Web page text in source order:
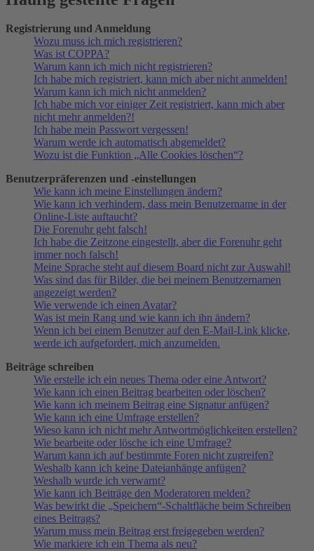
Registrierung und Anmeldung
Wozu muss ich mich registrieren?
Was ist COPPA?
Warum kann ich mich nicht registrieren?
Ich habe mich registriert, kann mich aber nicht anmelden!
Warum kann ich mich nicht anmelden?
Ich habe mich vor einiger Zeit registriert, kann mich aber
nicht mehr anmelden?!
Ich habe mein Passwort vergessen!
Warum werde ich automatisch abgemeldet?
Wozu ist die Funktion „Alle Cookies löschen“?
Benutzerpräferenzen und -einstellungen
Wie kann ich meine Einstellungen ändern?
Wie kann ich verhindern, dass mein Benutzername in der
Online-Liste auftaucht?
Die Forenuhr geht falsch!
Ich habe die Zeitzone eingestellt, aber die Forenuhr geht
immer noch falsch!
Meine Sprache steht auf diesem Board nicht zur Auswahl!
Was sind das für Bilder, die bei meinem Benutzernamen
angezeigt werden?
Wie verwende ich einen Avatar?
Was ist mein Rang und wie kann ich ihn ändern?
Wenn ich bei einem Benutzer auf den E-Mail-Link klicke,
werde ich aufgefordert, mich anzumelden.
Beiträge schreiben
Wie erstelle ich ein neues Thema oder eine Antwort?
Wie kann ich einen Beitrag bearbeiten oder löschen?
Wie kann ich meinem Beitrag eine Signatur anfügen?
Wie kann ich eine Umfrage erstellen?
Wieso kann ich nicht mehr Antwortmöglichkeiten erstellen?
Wie bearbeite oder lösche ich eine Umfrage?
Warum kann ich auf bestimmte Foren nicht zugreifen?
Weshalb kann ich keine Dateianhänge anfügen?
Weshalb wurde ich verwarnt?
Wie kann ich Beiträge den Moderatoren melden?
Was bewirkt die „Speichern“-Schaltfläche beim Schreiben
eines Beitrags?
Warum muss mein Beitrag erst freigegeben werden?
Wie markiere ich ein Thema als neu?